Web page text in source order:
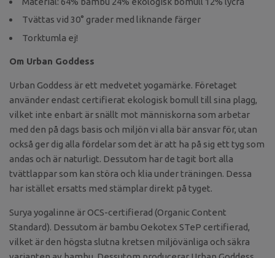
Tvättas vid 30° grader med liknande färger
Torktumla ej!
Om Urban Goddess
Urban Goddess är ett medvetet yogamärke. Företaget
använder endast certifierat ekologisk bomull till sina plagg,
vilket inte enbart är snällt mot människorna som arbetar
med den på dags basis och miljön vi alla bär ansvar för, utan
också ger dig alla fördelar som det är att ha på sig ett tyg som
andas och är naturligt. Dessutom har de tagit bort alla
tvättlappar som kan störa och klia under träningen. Dessa
har istället ersatts med stämplar direkt på tyget.
Surya yogalinne är OCS-certifierad (Organic Content
Standard). Dessutom är bambu Oekotex STeP certifierad,
vilket är den högsta slutna kretsen miljövänliga och säkra